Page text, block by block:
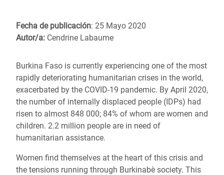
la
navegación
Fecha de publicación: 25 Mayo 2020
Autor/a: Cendrine Labaume
Burkina Faso is currently experiencing one of the most
rapidly deteriorating humanitarian crises in the world,
exacerbated by the COVID-19 pandemic. By April 2020,
the number of internally displaced people (IDPs) had
risen to almost 848 000; 84% of whom are women and
children. 2.2 million people are in need of
humanitarian assistance.
Women find themselves at the heart of this crisis and
the tensions running through Burkinabè society. This